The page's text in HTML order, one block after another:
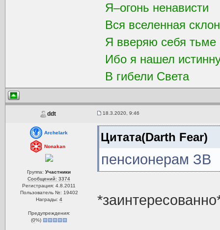
Я–огонь ненависти
Вся вселенная
Я вверяю себя тьме
Ибо я нашел
В гибели Света
ddt 18.3.2020, 9:46
Archelark
Nonakan
Группа:Участники
Сообщений: 3374
Регистрация: 4.8.2011
Пользователь №: 19402
Награды: 4
Предупреждения:
(0%)
Цитата(Darth Fear)
пенсионерам ЗВ